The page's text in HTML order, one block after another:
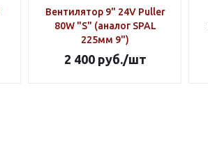
Вентилятор 9" 24V Puller
80W "S" (аналог SPAL
225мм 9")
2 400руб./шт